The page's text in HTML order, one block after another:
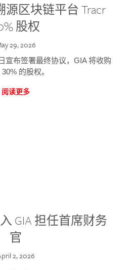
源区块链平台 Tracr
股权
29, 2026
宣布签署最终协议，GIA 将收购
的股权。
阅读更多
GIA 担任首席财务
官
2, 2026